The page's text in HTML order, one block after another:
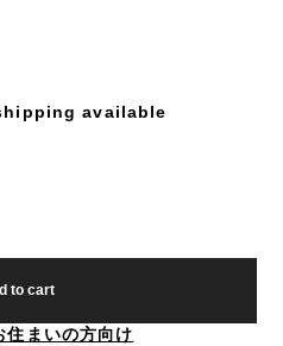
available
to cart
住まいの方向け